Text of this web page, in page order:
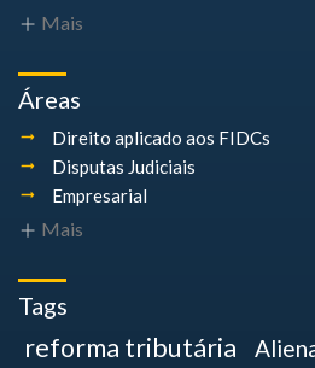
Mais
Áreas
Direito aplicado aos FIDCs
Disputas Judiciais
Empresarial
Mais
Tags
reforma tributária